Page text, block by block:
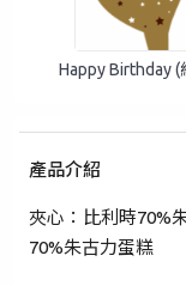
Happy Birthday (
產品介紹
夾心：比利時70%
70%朱古力蛋糕